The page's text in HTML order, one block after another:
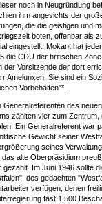
noch in Neugründung
ihm angesichts der
die die geistigen und
boten, offenbar als
eingestellt. Mokant hat
die CDU der britischen
der Vorsitzende der dort
Amelunxen, Sie sind ein
Vorbehalten"*.
Generalreferenten des
zählten vier zum Zentrum,
Ein Generalreferent war
Gewicht seiner
seines
das alte Oberpräsidium
gezählt. Im Juni 1946 sollte
des gedachten
verfügen, denen
fast 1.500